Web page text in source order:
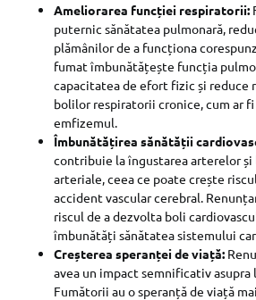
Ameliorarea funcției respiratorii:
puternic sănătatea pulmonară,
plămânilor de a funcționa
fumat îmbunătățește funcția
capacitatea de efort fizic și reduce
bolilor respiratorii cronice, cum ar
emfizemul.
Îmbunătățirea sănătății
contribuie la îngustarea arterelor
arteriale, ceea ce poate crește
accident vascular cerebral.
riscul de a dezvolta boli
îmbunătăți sănătatea sistemului
Creșterea speranței de viață:
avea un impact semnificativ
Fumătorii au o speranță de viață